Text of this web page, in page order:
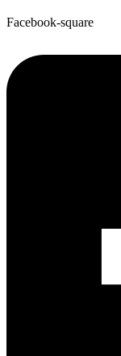
Facebook-square